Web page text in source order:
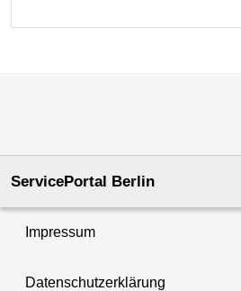
ServicePortal Berlin
Impressum
Datenschutzerklärung